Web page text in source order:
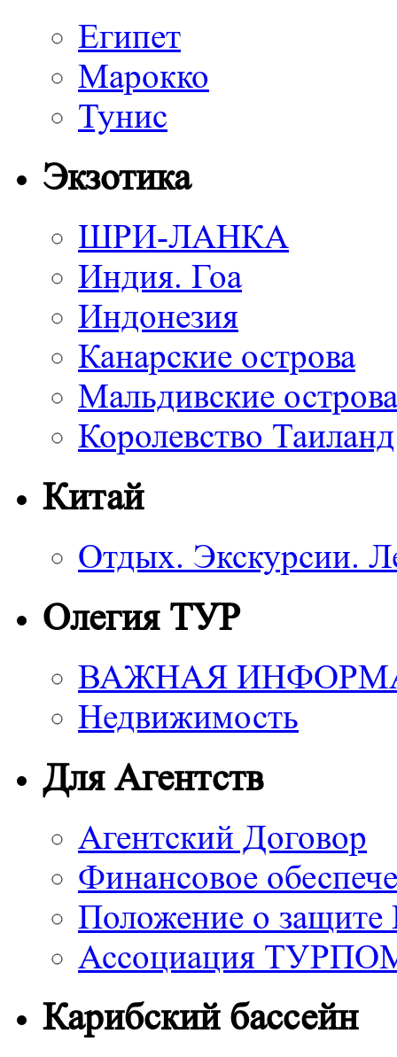
Египет
Марокко
Тунис
Экзотика
ШРИ-ЛАНКА
Индия. Гоа
Индонезия
Канарские острова
Мальдивские острова
Королевство Таиланд
Китай
Отдых. Экскурсии.
Олегия ТУР
ВАЖНАЯ
Недвижимость
Для Агентств
Агентский Договор
Финансовое
Положение о
Ассоциация
Карибский бассейн